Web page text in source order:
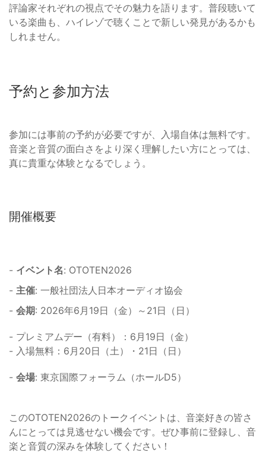
評論家それぞれの視点でその魅力を語ります。普段聴いて
いる楽曲も、ハイレゾで聴くことで新しい発見があるかも
しれません。
予約と参加方法
参加には事前の予約が必要ですが、入場自体は無料です。
音楽と音質の面白さをより深く理解したい方にとっては、
真に貴重な体験となるでしょう。
開催概要
- イベント名: OTOTEN2026
- 主催: 一般社団法人日本オーディオ協会
- 会期: 2026年6月19日（金）～21日（日）
- プレミアムデー（有料）：6月19日（金）
- 入場無料：6月20日（土）・21日（日）
- 会場: 東京国際フォーラム（ホールD5）
このOTOTEN2026のトークイベントは、音楽好きの皆さ
んにとっては見逃せない機会です。ぜひ事前に登録し、音
楽と音質の深みを体験してください！